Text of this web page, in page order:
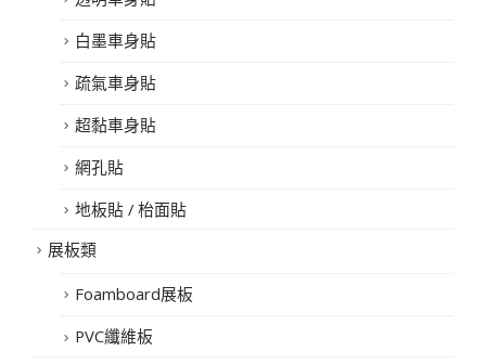
白墨車身貼
疏氣車身貼
超黏車身貼
網孔貼
地板貼 / 枱面貼
展板類
Foamboard展板
PVC纖維板